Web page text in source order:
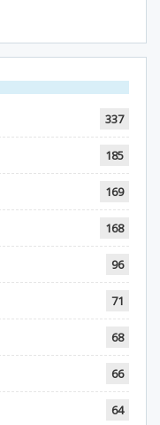
337
185
169
168
96
71
68
66
64